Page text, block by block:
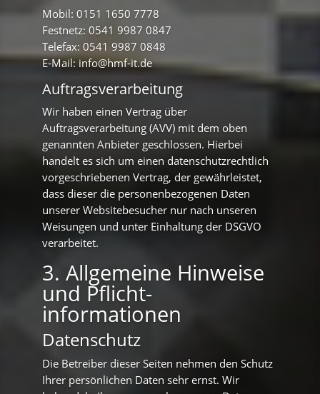
Mobil: 0151 1650 7778
Festnetz: 0541 9987 0847
Telefax: 0541 9987 0848
E-Mail: info@hmf-it.de
Auftragsverarbeitung
Wir haben einen Vertrag über
Auftragsverarbeitung (AVV) mit dem oben
genannten Anbieter geschlossen. Hierbei
handelt es sich um einen datenschutzrechtlich
vorgeschriebenen Vertrag, der gewährleistet,
dass dieser die personenbezogenen Daten
unserer Websitebesucher nur nach unseren
Weisungen und unter Einhaltung der DSGVO
verarbeitet.
3. Allgemeine Hinweise
und Pflicht­
informationen
Datenschutz
Die Betreiber dieser Seiten nehmen den Schutz
Ihrer persönlichen Daten sehr ernst. Wir